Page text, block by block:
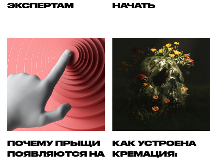
ЭКСПЕРТАМ
НАЧАТЬ
ПОЧЕМУ ПРЫЩИ
ПОЯВЛЯЮТСЯ НА
КАК УСТРОЕНА
КРЕМАЦИЯ: